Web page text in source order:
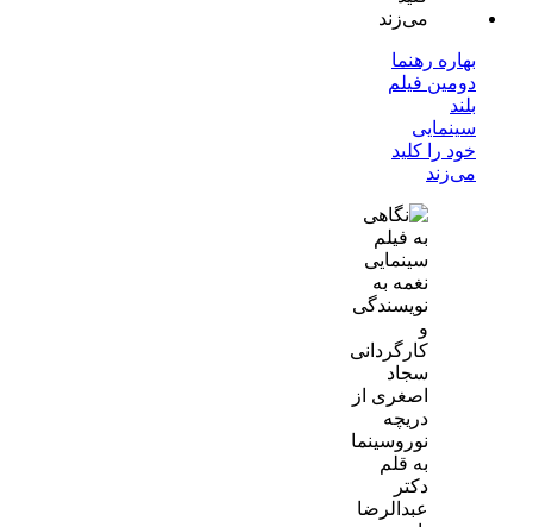
بهاره رهنما
دومین فیلم
بلند
سینمایی
خود را کلید
می‌زند